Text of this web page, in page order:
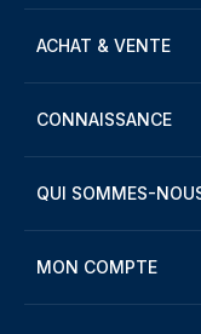
ACHAT & VENTE
CONNAISSANCE
QUI SOMMES-
MON COMPTE